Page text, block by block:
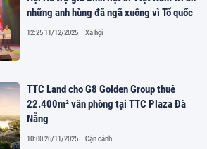
những anh hùng đã ngã xuống vì Tổ quốc
12:25 11/12/2025 Xã hội
TTC Land cho G8 Golden Group thuê
22.400m² văn phòng tại TTC Plaza Đà
Nẵng
10:00 26/11/2025 Cận cảnh